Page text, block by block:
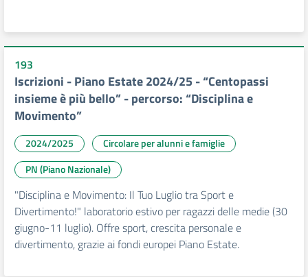
193
Iscrizioni - Piano Estate 2024/25 - “Centopassi
insieme è più bello” - percorso: “Disciplina e
Movimento”
2024/2025
Circolare per alunni e famiglie
PN (Piano Nazionale)
"Disciplina e Movimento: Il Tuo Luglio tra Sport e
Divertimento!" laboratorio estivo per ragazzi delle medie (30
giugno-11 luglio). Offre sport, crescita personale e
divertimento, grazie ai fondi europei Piano Estate.